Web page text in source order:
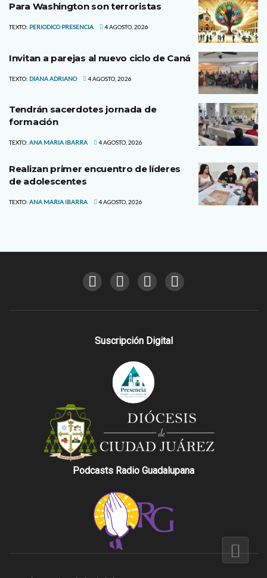
Para Washington son terroristas
TEXTO: PERIODICO PRESENCIA 4 AGOSTO, 2026
Invitan a parejas al nuevo ciclo de Caná
TEXTO: DIANA ADRIANO 4 AGOSTO, 2026
Tendrán sacerdotes jornada de
formación
TEXTO: ANA MARIA IBARRA 4 AGOSTO, 2026
Realizan primer encuentro de líderes
de adolescentes
TEXTO: ANA MARIA IBARRA 4 AGOSTO, 2026
Suscripción Digital
Podcasts Radio Guadalupana